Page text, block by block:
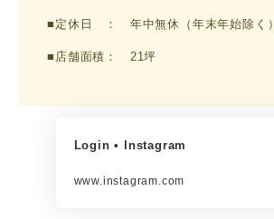
■定休日 ： 年中無休（年末年始除く）
■店舗面積： 21坪
Login • Instagram
www.instagram.com